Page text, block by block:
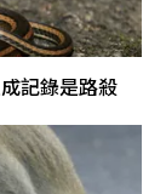
記錄是路殺